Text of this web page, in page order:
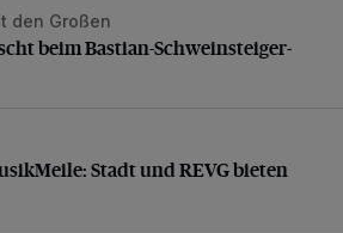
beim Bastian-Schweinsteiger-
den Großen
beim Bastian-Schweinsteiger-
Stadt und REVG bieten
Stadt und REVG bieten